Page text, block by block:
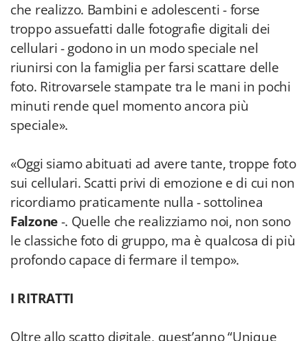
che realizzo. Bambini e adolescenti - forse
troppo assuefatti dalle fotografie digitali dei
cellulari - godono in un modo speciale nel
riunirsi con la famiglia per farsi scattare delle
foto. Ritrovarsele stampate tra le mani in pochi
minuti rende quel momento ancora più
speciale».
«Oggi siamo abituati ad avere tante, troppe foto
sui cellulari. Scatti privi di emozione e di cui non
ricordiamo praticamente nulla - sottolinea
Falzone-. Quelle che realizziamo noi, non sono
le classiche foto di gruppo, ma è qualcosa di più
profondo capace di fermare il tempo».
I RITRATTI
Oltre allo scatto digitale, quest’anno “Unique